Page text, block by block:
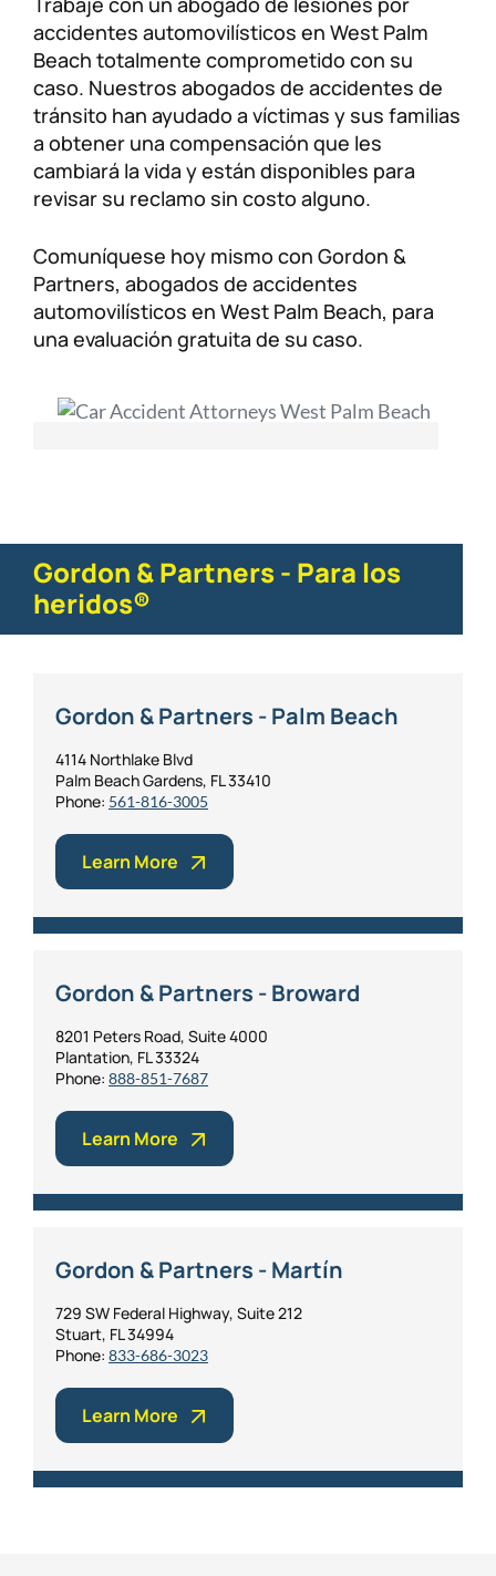
accidentes automovilísticos en West Palm
Beach totalmente comprometido con su
caso. Nuestros abogados de accidentes de
tránsito han ayudado a víctimas y sus familias
a obtener una compensación que les
cambiará la vida y están disponibles para
revisar su reclamo sin costo alguno.
Comuníquese hoy mismo con Gordon &
Partners, abogados de accidentes
automovilísticos en West Palm Beach, para
una evaluación gratuita de su caso.
Gordon & Partners - Para los
heridos®
Gordon & Partners - Palm Beach
4114 Northlake Blvd
Palm Beach Gardens, FL 33410
Phone: 561-816-3005
Learn More
Gordon & Partners - Broward
8201 Peters Road, Suite 4000
Plantation, FL 33324
Phone: 888-851-7687
Learn More
Gordon & Partners - Martín
729 SW Federal Highway, Suite 212
Stuart, FL 34994
Phone: 833-686-3023
Learn More